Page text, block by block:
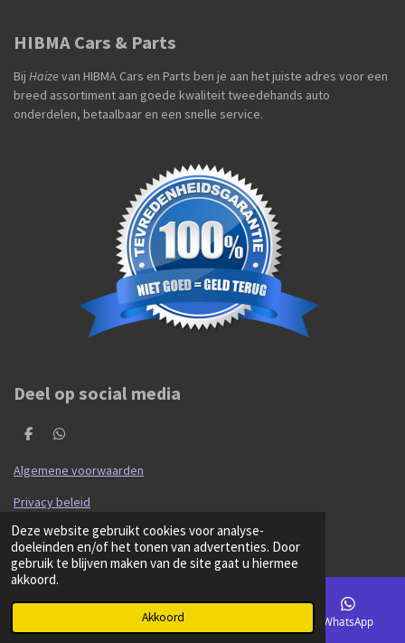
Deze website gebruikt cookies voor analyse-
doeleinden en/of het tonen van advertenties. Door
gebruik te blijven maken van de site gaat u hiermee
akkoord.
Akkoord
HIBMA Cars & Parts
Bij Haizevan HIBMA Cars en Parts ben je aan het juiste adres voor een
breed assortiment aan goede kwaliteit tweedehands auto
onderdelen, betaalbaar en een snelle service.
Deel op social media
D
l
e
D
l
e
Algemene voorwaarden
Privacy beleid
Powered by JouwWeb
Kaart WhatsApp